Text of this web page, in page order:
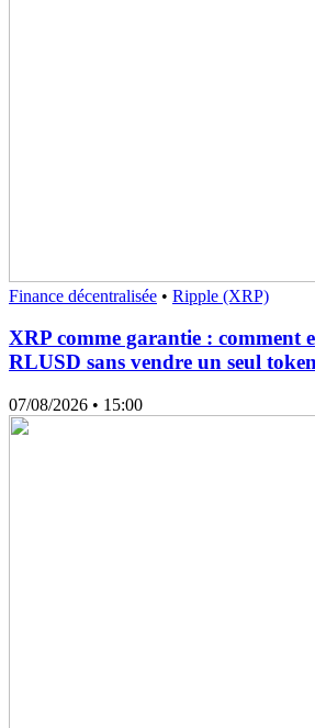
Finance décentralisée • Ripple (XRP)
XRP comme garantie : comment
RLUSD sans vendre un seul
07/08/2026 • 15:00